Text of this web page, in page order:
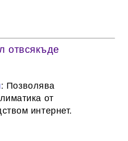
отвсякъде
: Позволява
от
интернет.